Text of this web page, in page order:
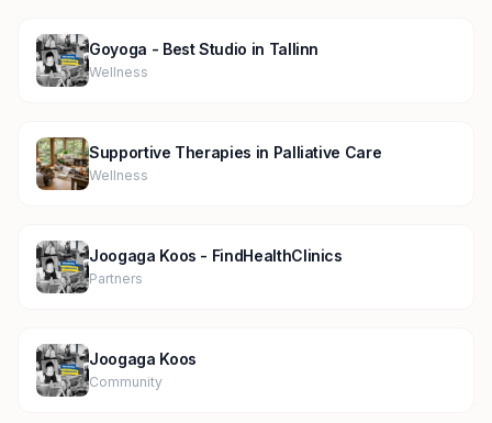
Goyoga - Best Studio in Tallinn
Wellness
Supportive Therapies in Palliative Care
Wellness
Joogaga Koos - FindHealthClinics
Partners
Joogaga Koos
Community